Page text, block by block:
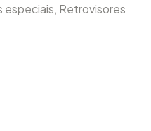
Retrovisores